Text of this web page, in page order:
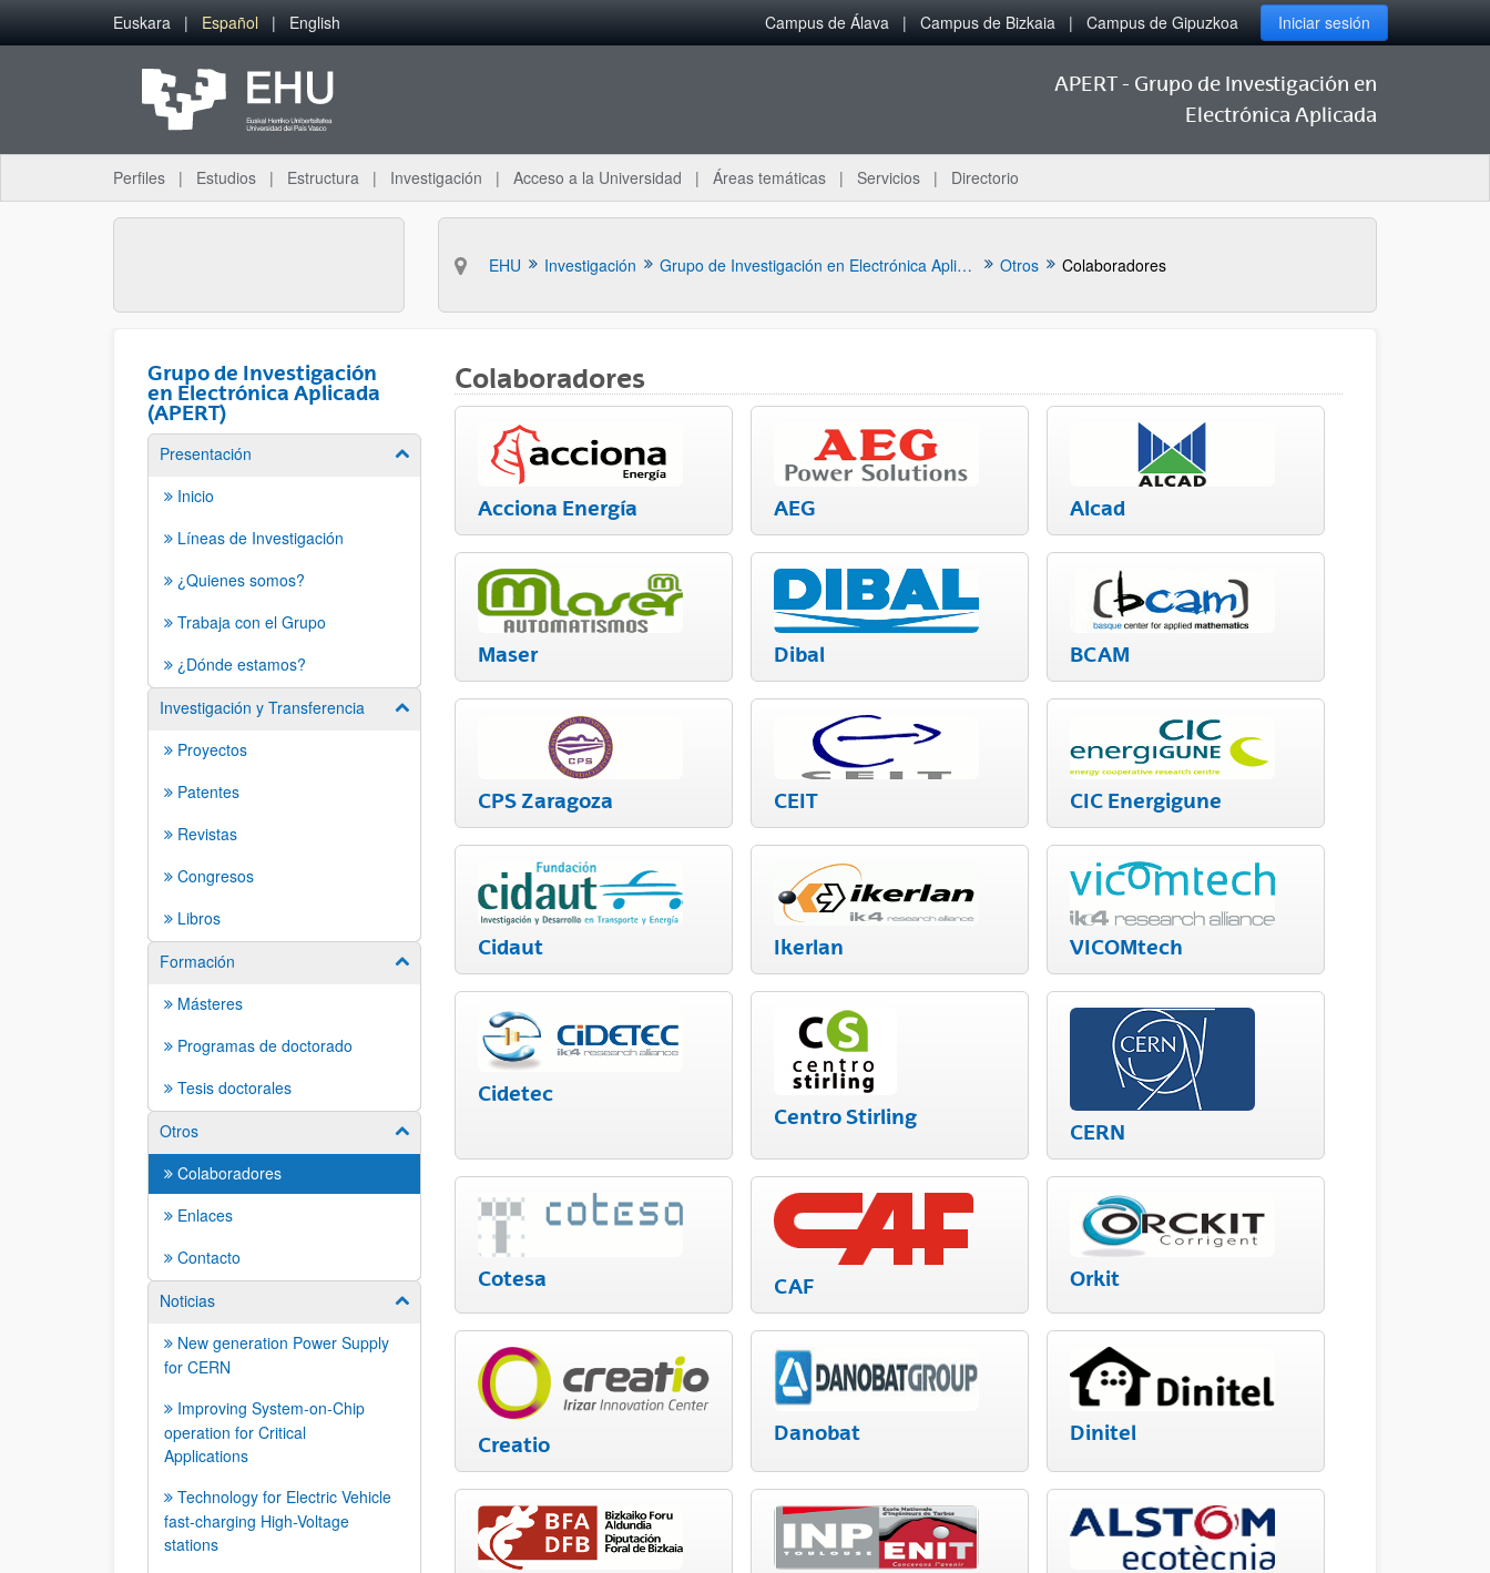
Saltar al contenido principal
Euskara Español English Campus de Álava Campus de Bizkaia Campus de Gipuzkoa Iniciar sesión
APERT - Grupo de Investigación en
Electrónica Aplicada
Perfiles Estudios Estructura Investigación Acceso a la Universidad Áreas temáticas Servicios Directorio
EHU Investigación Grupo de Investigación en Electrónica Aplicada (APERT) Otros Colaboradores
Grupo de Investigación
en Electrónica Aplicada
(APERT)
Presentación Mostrar/ocultar subpáginas
Inicio
Líneas de Investigación
¿Quienes somos?
Trabaja con el Grupo
¿Dónde estamos?
Investigación y Transferencia
Mostrar/ocultar subpáginas
Proyectos
Patentes
Revistas
Congresos
Libros
Formación
Mostrar/ocultar subpáginas
Másteres
Programas de doctorado
Tesis doctorales
Otros
Mostrar/ocultar subpáginas
Colaboradores
Enlaces
Contacto
Noticias
Mostrar/ocultar subpáginas
New generation Power Supply
for CERN
Improving System-on-Chip
operation for Critical
Applications
Technology for Electric Vehicle
fast-charging High-Voltage
stations
Colaboradores
Acciona Energía AEG Alcad
Maser Dibal BCAM
CPS Zaragoza CEIT CIC Energigune
Cidaut Ikerlan VICOMtech
Cidetec
Centro Stirling
CERN
Cotesa CAF Orkit
Creatio Danobat Dinitel